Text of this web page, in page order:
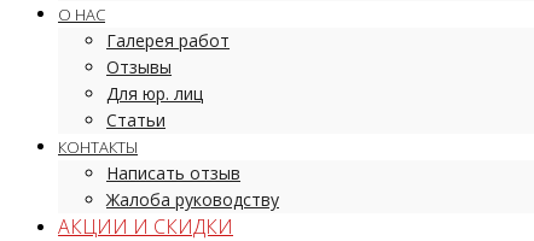
О НАС
Галерея работ
Отзывы
Для юр. лиц
Статьи
КОНТАКТЫ
Написать отзыв
Жалоба руководству
АКЦИИ И СКИДКИ